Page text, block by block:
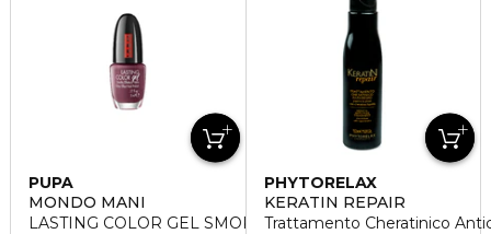
PUPA
MONDO MANI
LASTING COLOR GEL SMOKED PLUM
PHYTORELAX
KERATIN REPAIR
Trattamento Cheratinico